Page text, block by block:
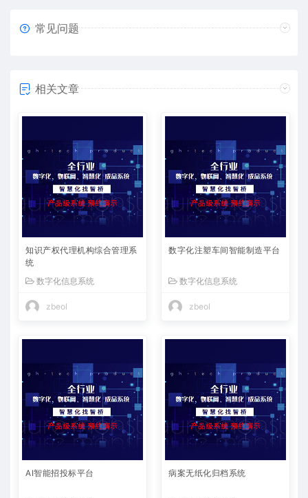
常见问题
相关文章
知识产权代理机构综合管理系
统
数字化信息系统
zbeol
数字化注塑车间智能制造平台
数字化信息系统
zbeol
AI智能招投标平台 病案无纸化归档系统